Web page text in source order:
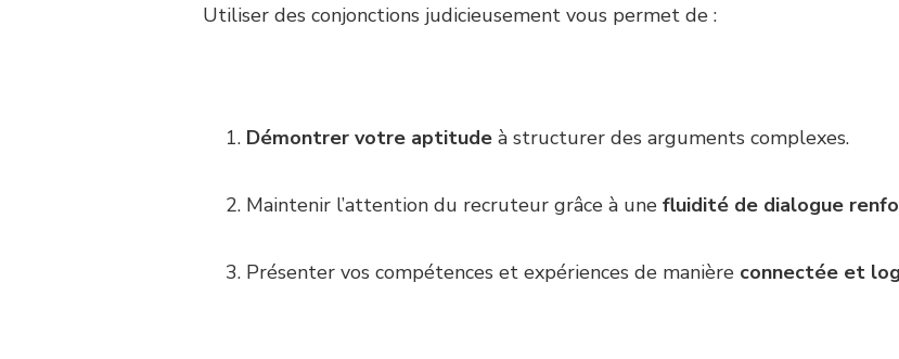
Utiliser des conjonctions judicieusement vous permet de :
Démontrer votre aptitude à structurer des arguments complexes.
Maintenir l’attention du recruteur grâce à une fluidité de dialogue
Présenter vos compétences et expériences de manière connectée et